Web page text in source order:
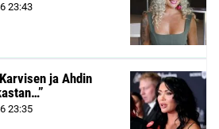
23:43
ja Ahdin
23:35